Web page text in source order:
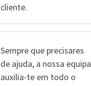
cliente.
Sempre que precisares
de ajuda, a nossa equipa
auxilia-te em todo o